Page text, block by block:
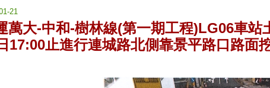
21
萬大-中和-樹林線(第一期工程)LG06車站
17:00止進行連城路北側靠景平路口路面